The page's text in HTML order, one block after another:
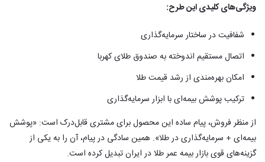
ویژگی‌های کلیدی این طرح:
شفافیت در ساختار سرمایه‌گذاری
اتصال مستقیم اندوخته به صندوق طلای کهربا
امکان بهره‌مندی از رشد قیمت طلا
ترکیب پوشش بیمه‌ای با ابزار سرمایه‌گذاری
از منظر فروش، پیام ساده این محصول برای مشتری قابل‌درک است: «پوشش
بیمه‌ای + سرمایه‌گذاری در طلا». همین سادگی در پیام، آن را به یکی از
گزینه‌های قوی بازار بیمه عمر طلا در ایران تبدیل کرده است.